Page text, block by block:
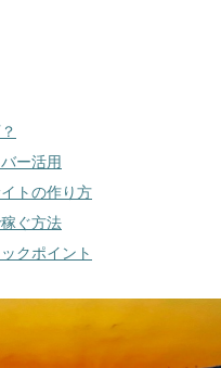
ー活用
トの作り方
ぐ方法
クポイント